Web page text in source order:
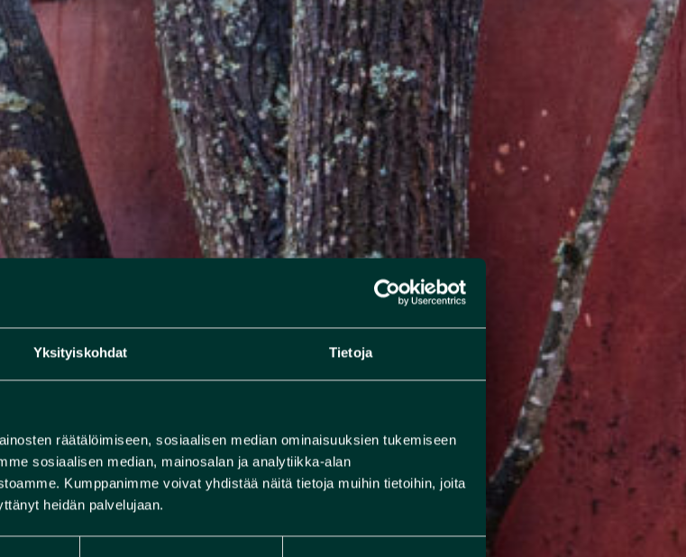
Yksityiskohdat Tietoja
räätälöimiseen, sosiaalisen median ominaisuuksien tukemiseen
sosiaalisen median, mainosalan ja analytiikka-alan
Kumppanimme voivat yhdistää näitä tietoja muihin tietoihin, joita
heidän palvelujaan.